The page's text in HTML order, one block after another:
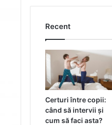
Recent
Certuri între copii:
când să intervii și
cum să faci asta?